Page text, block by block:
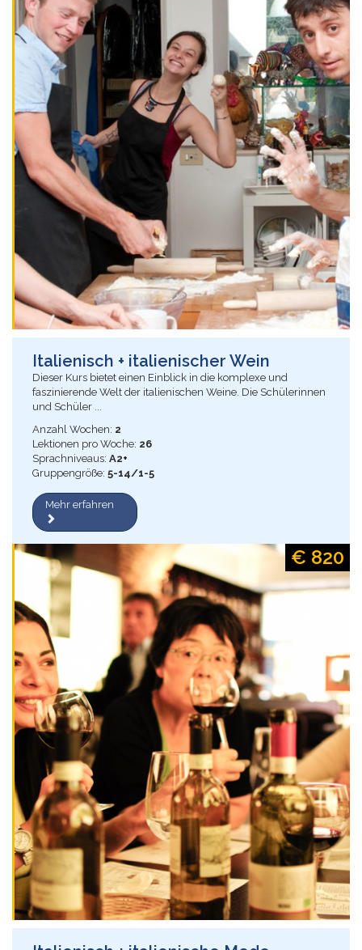
Italienisch + italienischer Wein
Dieser Kurs bietet einen Einblick in die komplexe und
faszinierende Welt der italienischen Weine. Die Schülerinnen
und Schüler ...
Anzahl Wochen: 2
Lektionen pro Woche: 26
Sprachniveaus: A2+
Gruppengröße: 5-14/1-5
Mehr erfahren
€ 820